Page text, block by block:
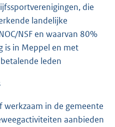
die
landelijke
NSF en waarvan 80%
is in Meppel en met
leden
werkzaam in de gemeente
aanbieden